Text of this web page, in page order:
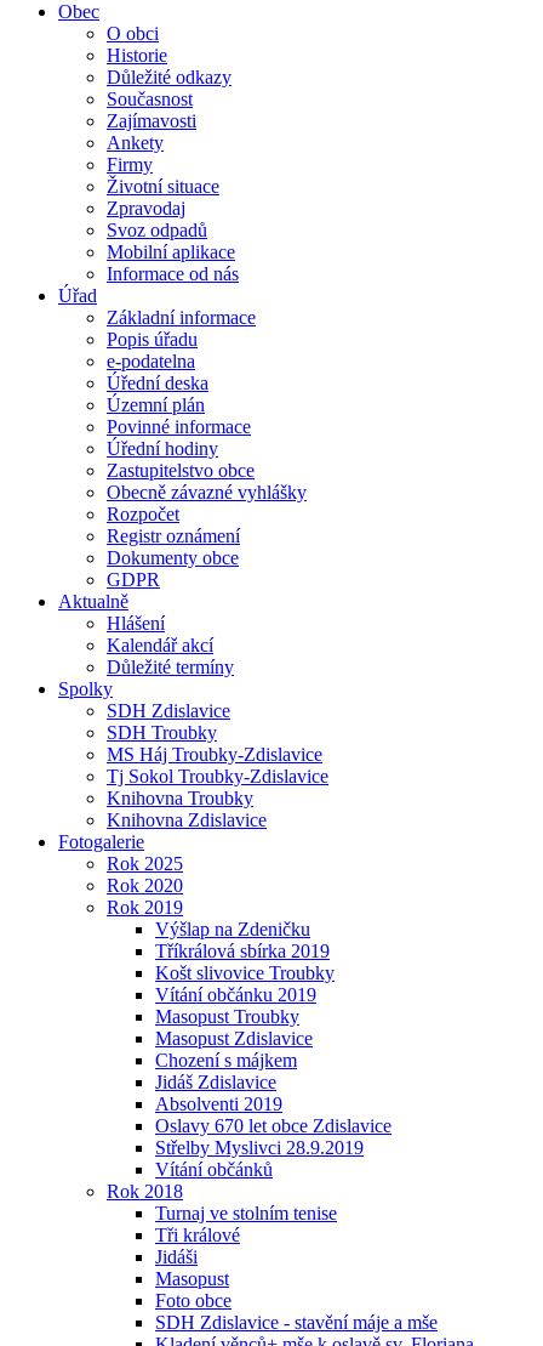
Obec
O obci
Historie
Důležité odkazy
Současnost
Zajímavosti
Ankety
Firmy
Životní situace
Zpravodaj
Svoz odpadů
Mobilní aplikace
Informace od nás
Úřad
Základní informace
Popis úřadu
e-podatelna
Úřední deska
Územní plán
Povinné informace
Úřední hodiny
Zastupitelstvo obce
Obecně závazné vyhlášky
Rozpočet
Registr oznámení
Dokumenty obce
GDPR
Aktualně
Hlášení
Kalendář akcí
Důležité termíny
Spolky
SDH Zdislavice
SDH Troubky
MS Háj Troubky-Zdislavice
Tj Sokol Troubky-Zdislavice
Knihovna Troubky
Knihovna Zdislavice
Fotogalerie
Rok 2025
Rok 2020
Rok 2019
Výšlap na Zdeničku
Tříkrálová sbírka 2019
Košt slivovice Troubky
Vítání občánku 2019
Masopust Troubky
Masopust Zdislavice
Chození s májkem
Jidáš Zdislavice
Absolventi 2019
Oslavy 670 let obce Zdislavice
Střelby Myslivci 28.9.2019
Vítání občánků
Rok 2018
Turnaj ve stolním tenise
Tři králové
Jidáši
Masopust
Foto obce
SDH Zdislavice - stavění máje a mše